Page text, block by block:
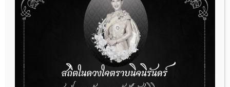
22 กรกฎาคม 2026
กองควบคุมเครื่องมือแพทย์ เปิดรับฟังความคิดเห็นหลักการยกร่าง
กฎหมาย จำนวน 3 ฉบับ ผ่านระบบกลางทางกฎหมาย
22 กรกฎาคม 2026